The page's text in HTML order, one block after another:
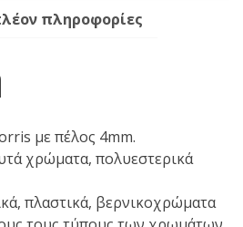
πληροφορίες
με πέλος 4mm.
χρώματα, πολυεστερικά
πλαστικά, βερνικοχρώματα